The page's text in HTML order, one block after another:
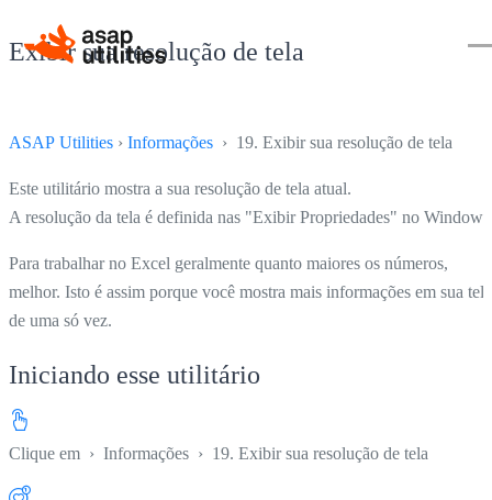
Exibir sua resolução de tela
ASAP Utilities › Informações › 19. Exibir sua resolução de tela
Este utilitário mostra a sua resolução de tela atual.
A resolução da tela é definida nas "Exibir Propriedades" no
Para trabalhar no Excel geralmente quanto maiores os números,
melhor. Isto é assim porque você mostra mais informações em sua tela
de uma só vez.
Iniciando esse utilitário
Clique em › Informações › 19. Exibir sua resolução de tela